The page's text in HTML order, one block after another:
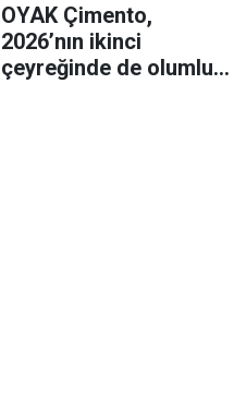
OYAK Çimento,
2026’nın ikinci
çeyreğinde de olumlu